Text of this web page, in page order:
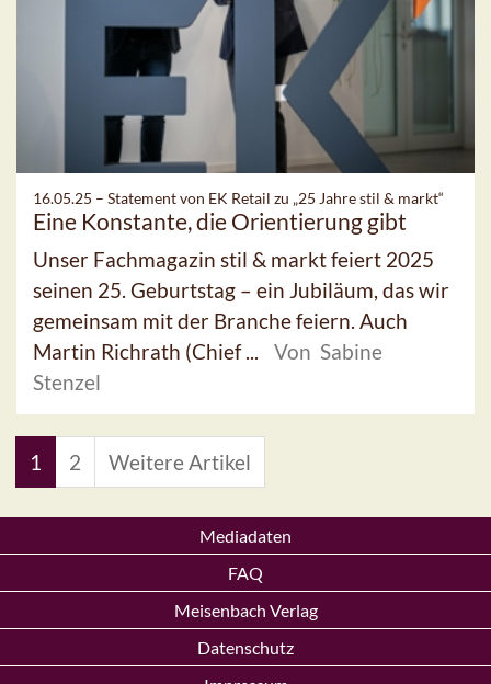
16.05.25 – Statement von EK Retail zu „25 Jahre stil & markt“
Eine Konstante, die Orientierung gibt
Unser Fachmagazin stil & markt feiert 2025
seinen 25. Geburtstag – ein Jubiläum, das wir
gemeinsam mit der Branche feiern. Auch
Martin Richrath (Chief ...
Von Sabine
Stenzel
1 2 Weitere Artikel
Mediadaten
FAQ
Meisenbach Verlag
Datenschutz